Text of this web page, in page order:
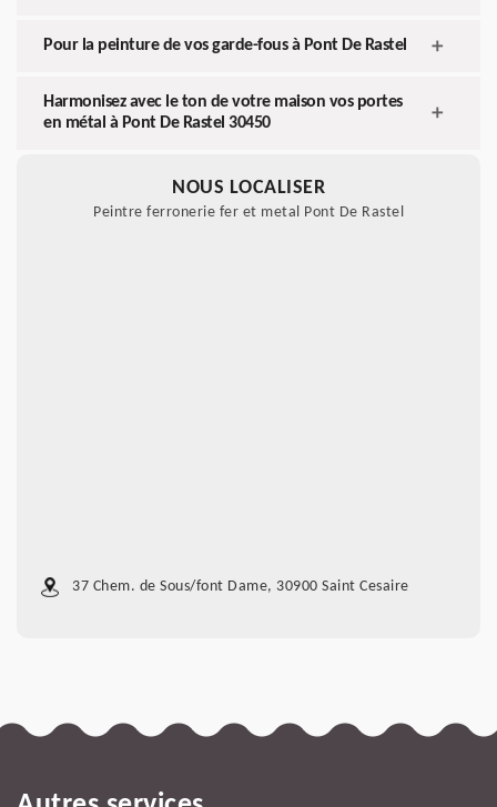
Pour la peinture de vos garde-fous à Pont De Rastel
Harmonisez avec le ton de votre maison vos portes
en métal à Pont De Rastel 30450
NOUS LOCALISER
Peintre ferronerie fer et metal Pont De Rastel
37 Chem. de Sous/font Dame, 30900 Saint Cesaire